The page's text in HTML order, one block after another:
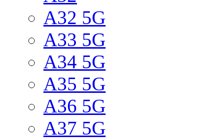
A32 5G
A33 5G
A34 5G
A35 5G
A36 5G
A37 5G